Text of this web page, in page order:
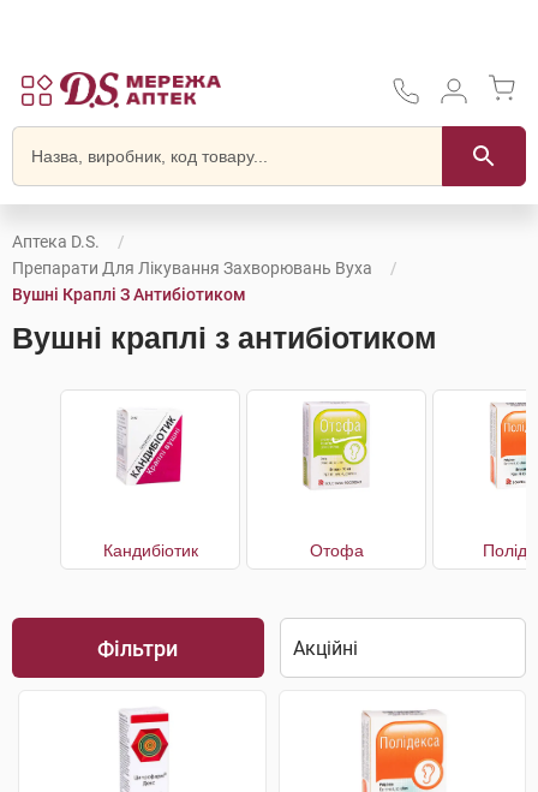
Аптека D.S.
Препарати Для Лікування Захворювань Вуха
Вушні Краплі З Антибіотиком
Вушні краплі з антибіотиком
Кандибіотик Отофа
Фільтри